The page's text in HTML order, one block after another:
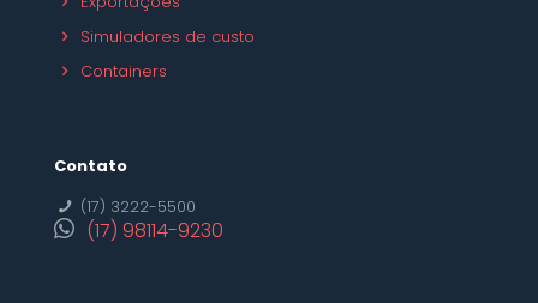
Simuladores de custo
Containers
Contato
(17) 3222-5500
(17) 98114-9230